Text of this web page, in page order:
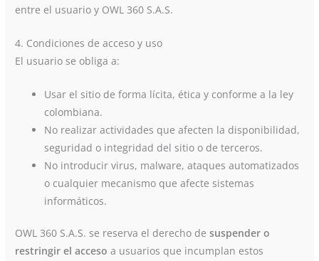
entre el usuario y OWL 360 S.A.S.
4. Condiciones de acceso y uso
El usuario se obliga a:
Usar el sitio de forma lícita, ética y conforme a la ley
colombiana.
No realizar actividades que afecten la disponibilidad,
seguridad o integridad del sitio o de terceros.
No introducir virus, malware, ataques automatizados
o cualquier mecanismo que afecte sistemas
informáticos.
OWL 360 S.A.S. se reserva el derecho desuspender o
restringir el acceso a usuarios que incumplan estos